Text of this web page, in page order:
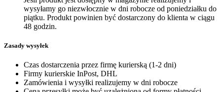
wysyłamy go niezwłocznie w dni robocze od poniedziałku do
piątku. Produkt powinien być dostarczony do klienta w ciągu
48 godzin.
Zasady wysyłek
Czas dostarczenia przez firmę kurierską (1-2 dni)
Firmy kurierskie InPost, DHL
Zamówienia i wysyłki realizujemy w dni robocze